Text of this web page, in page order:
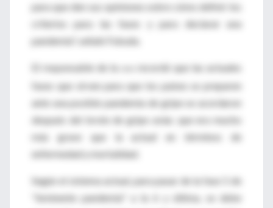
para que den sus opiniones sobre cómo definir los
criterios para las fases y para declarar una
pandemia", señaló Fukuda.
El responsable de la
recordó que las actuales
fases que sirven para que los países se preparen
ante una posible pandemia de gripe se acordaron
después del brote de gripe aviar, que era mucho
más grave que la actual en términos de
enfermedad y mortalidad.
Según el sistema actual, para pasar de la fase 5 de
"inminente pandemia" a la 6 y última, se debe